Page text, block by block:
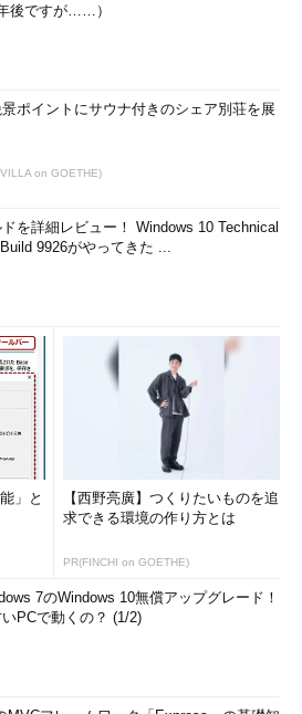
後ですが……）
ポイントにサウナ付きのシェア別荘を展
on GOETHE)
を詳細レビュー！ Windows 10 Technical
9926がやってきた ...
」と
【西野亮廣】つくりたいものを追
求できる環境の作り方とは
PR(FINCHI on GOETHE)
7のWindows 10無償アップグレード！
PCで動くの？ (1/2)